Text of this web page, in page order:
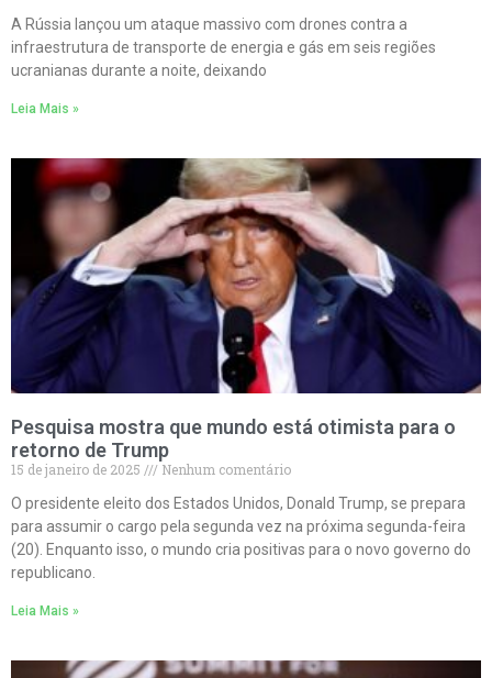
A Rússia lançou um ataque massivo com drones contra a
infraestrutura de transporte de energia e gás em seis regiões
ucranianas durante a noite, deixando
Leia Mais »
Pesquisa mostra que mundo está otimista para o
retorno de Trump
15 de janeiro de 2025
Nenhum comentário
O presidente eleito dos Estados Unidos, Donald Trump, se prepara
para assumir o cargo pela segunda vez na próxima segunda-feira
(20). Enquanto isso, o mundo cria positivas para o novo governo do
republicano.
Leia Mais »